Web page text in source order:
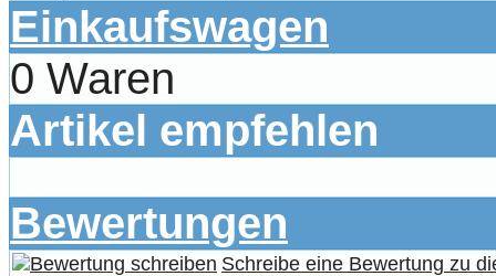
Einkaufswagen
0 Waren
Artikel empfehlen
Bewertungen
Schreibe eine Bewertung zu